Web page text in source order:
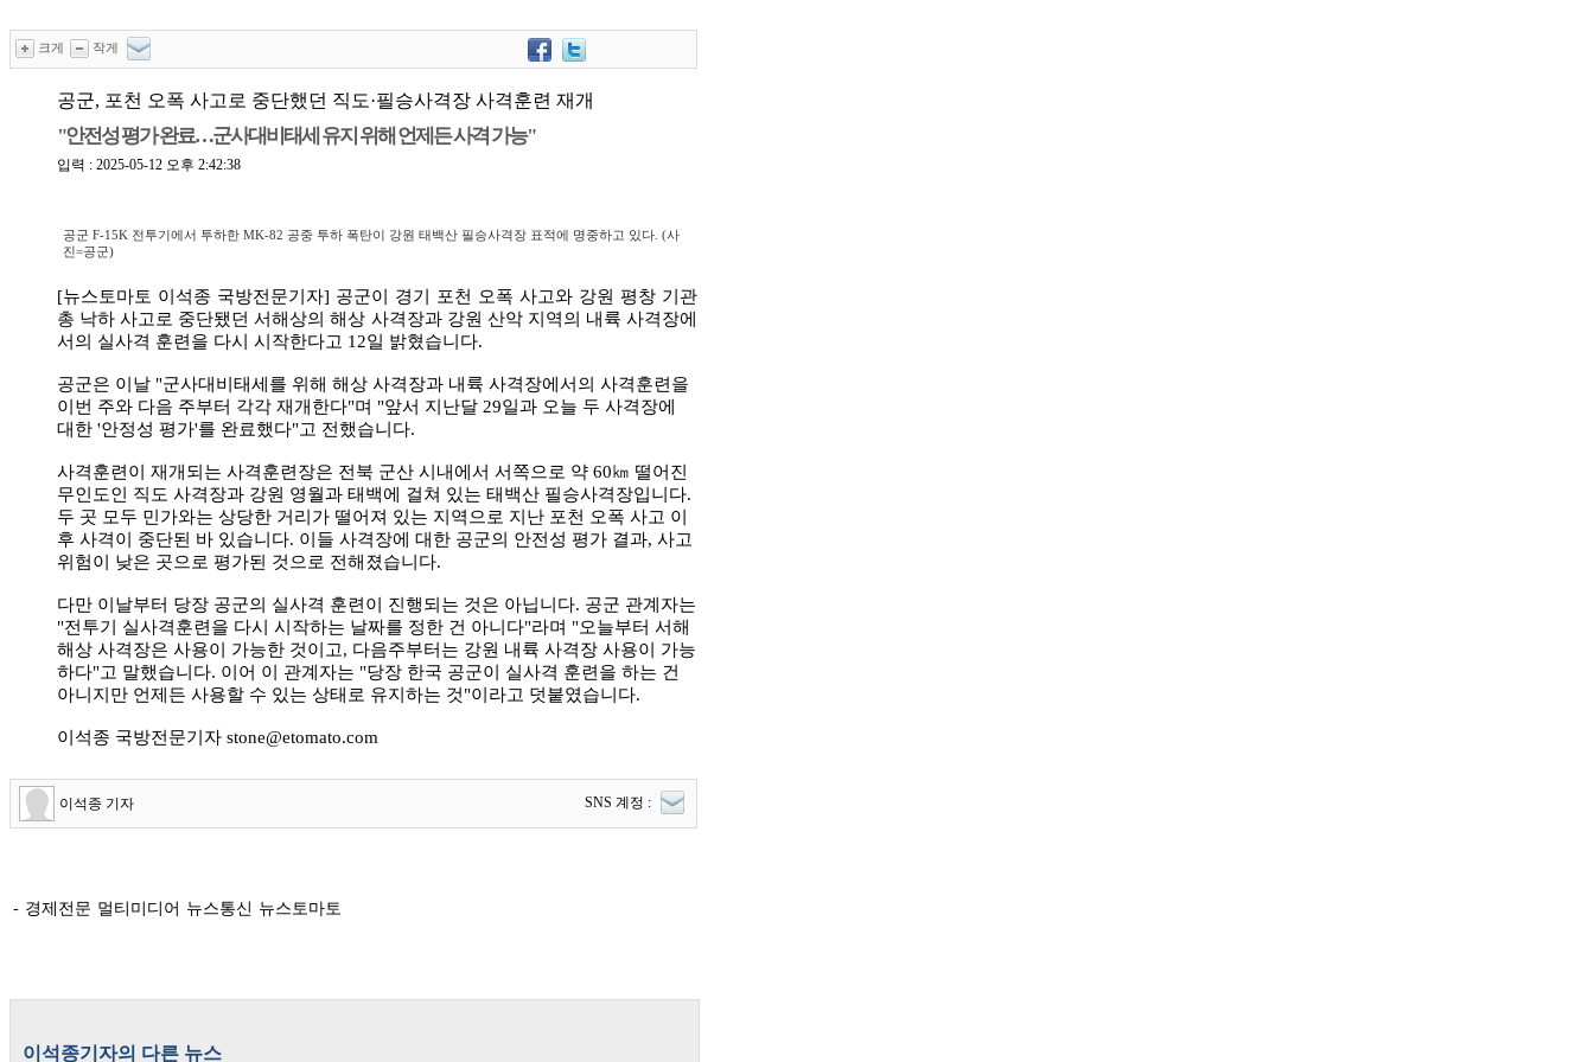
크게 작게
공군, 포천 오폭 사고로 중단했던 직도·필승사격장 사격훈련 재개
"안전성 평가 완료…군사대비태세 유지 위해 언제든 사격 가능"
입력 : 2025-05-12 오후 2:42:38
공군 F-15K 전투기에서 투하한 MK-82 공중 투하 폭탄이 강원 태백산 필승사격장 표적에 명중하고 있다. (사
진=공군)
[뉴스토마토 이석종 국방전문기자] 공군이 경기 포천 오폭 사고와 강원 평창 기관
총 낙하 사고로 중단됐던 서해상의 해상 사격장과 강원 산악 지역의 내륙 사격장에
서의 실사격 훈련을 다시 시작한다고 12일 밝혔습니다.
공군은 이날 "군사대비태세를 위해 해상 사격장과 내륙 사격장에서의 사격훈련을
이번 주와 다음 주부터 각각 재개한다"며 "앞서 지난달 29일과 오늘 두 사격장에
대한 '안정성 평가'를 완료했다"고 전했습니다.
사격훈련이 재개되는 사격훈련장은 전북 군산 시내에서 서쪽으로 약 60㎞ 떨어진
무인도인 직도 사격장과 강원 영월과 태백에 걸쳐 있는 태백산 필승사격장입니다.
두 곳 모두 민가와는 상당한 거리가 떨어져 있는 지역으로 지난 포천 오폭 사고 이
후 사격이 중단된 바 있습니다. 이들 사격장에 대한 공군의 안전성 평가 결과, 사고
위험이 낮은 곳으로 평가된 것으로 전해졌습니다.
다만 이날부터 당장 공군의 실사격 훈련이 진행되는 것은 아닙니다. 공군 관계자는
"전투기 실사격훈련을 다시 시작하는 날짜를 정한 건 아니다"라며 "오늘부터 서해
해상 사격장은 사용이 가능한 것이고, 다음주부터는 강원 내륙 사격장 사용이 가능
하다"고 말했습니다. 이어 이 관계자는 "당장 한국 공군이 실사격 훈련을 하는 건
아니지만 언제든 사용할 수 있는 상태로 유지하는 것"이라고 덧붙였습니다.
이석종 국방전문기자 stone@etomato.com
이석종 기자 SNS 계정 :
- 경제전문 멀티미디어 뉴스통신 뉴스토마토
이석종기자의 다른 뉴스